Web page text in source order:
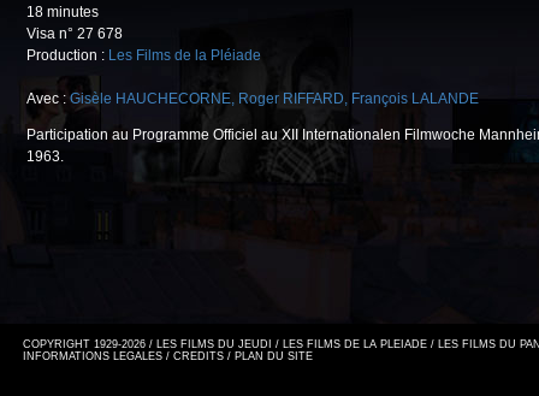
18 minutes
Visa n° 27 678
Production : Les Films de la Pléiade
Avec : Gisèle HAUCHECORNE, Roger RIFFARD, François LALANDE
Participation au Programme Officiel au XII Internationalen Filmwoche
1963.
COPYRIGHT 1929-2026 / LES FILMS DU JEUDI / LES FILMS DE LA PLEIADE / LES FILMS DU
INFORMATIONS LEGALES / CREDITS / PLAN DU SITE